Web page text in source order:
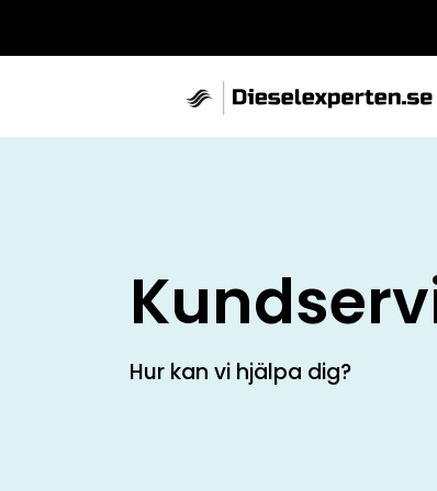
Hur kan vi hjälpa dig?